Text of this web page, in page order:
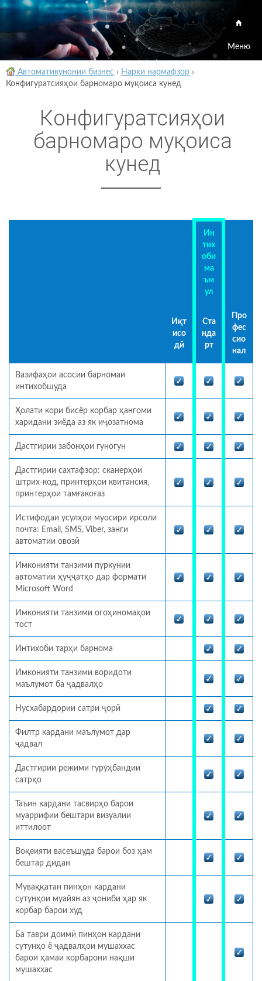
Меню
Автоматикунонии бизнес › Нархи нармафзор ›
Конфигуратсияҳои барномаро муқоиса кунед
Конфигуратсияҳои
барномаро муқоиса
кунед
Ин
тих
оби
ма
ъм
ул
Иқт
исо
дӣ
Ста
нда
рт
Про
фес
сио
нал
Вазифаҳои асосии барномаи
интихобшуда
Ҳолати кори бисёр корбар ҳангоми
харидани зиёда аз як иҷозатнома
Дастгирии забонҳои гуногун
Дастгирии сахтафзор: сканерҳои
штрих-код, принтерҳои квитансия,
принтерҳои тамғакоғаз
Истифодаи усулҳои муосири ирсоли
почта: Email, SMS, Viber, занги
автоматии овозӣ
Имконияти танзими пуркунии
автоматии ҳуҷҷатҳо дар формати
Microsoft Word
Имконияти танзими огоҳиномаҳои
тост
Интихоби тарҳи барнома
Имконияти танзими воридоти
маълумот ба ҷадвалҳо
Нусхабардории сатри ҷорӣ
Филтр кардани маълумот дар
ҷадвал
Дастгирии режими гурӯҳбандии
сатрҳо
Таъин кардани тасвирҳо барои
муаррифии бештари визуалии
иттилоот
Воқеияти васеъшуда барои боз ҳам
бештар дидан
Муваққатан пинҳон кардани
сутунҳои муайян аз ҷониби ҳар як
корбар барои худ
Ба таври доимӣ пинҳон кардани
сутунҳо ё ҷадвалҳои мушаххас
барои ҳамаи корбарони нақши
мушаххас